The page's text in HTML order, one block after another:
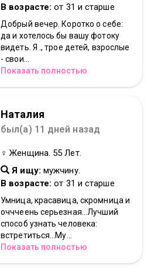
В возрасте: от 31 и старше
Добрый вечер. Коротко о себе:
да и хотелось бы вашу фотоку
видеть. Я ., трое детей, взрослые
- свои...
Показать полностью
Наталия
был(а) 11 дней назад
♀ Женщина. 55 Лет.
Я ищу: мужчину.
В возрасте: от 31 и старше
Умница, красавица, скромница и
очччеень серьезная...Лучший
способ узнать человека:
встретиться...Му...
Показать полностью